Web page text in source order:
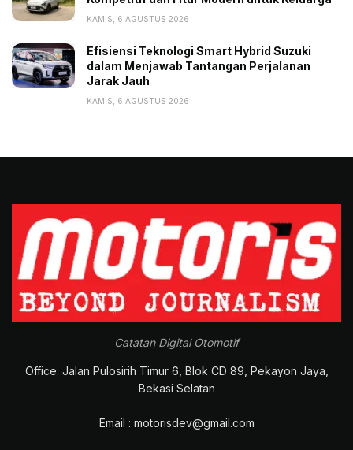
KAMIS, 6 AGUSTUS 2026
Efisiensi Teknologi Smart Hybrid Suzuki
dalam Menjawab Tantangan Perjalanan
Jarak Jauh
KAMIS, 6 AGUSTUS 2026
Catatan Digital Otomotif
Office: Jalan Pulosirih Timur 6, Blok CD 89, Pekayon Jaya,
Bekasi Selatan
Email : motorisdev@gmail.com